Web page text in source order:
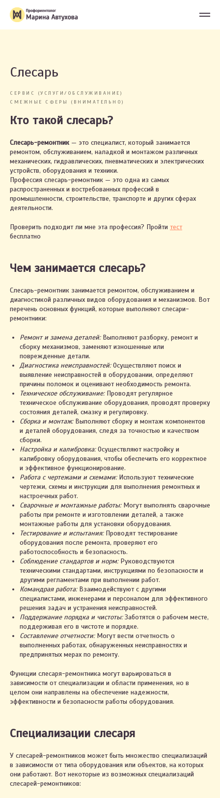
Слесарь
СЕРВИС (УСЛУГИ/ОБСЛУЖИВАНИЕ)
СМЕЖНЫЕ СФЕРЫ (ВНИМАТЕЛЬНО)
Кто такой слесарь?
Слесарь-ремонтник — это специалист, который занимается
ремонтом, обслуживанием, наладкой и монтажом различных
механических, гидравлических, пневматических и электрических
устройств, оборудования и техники.
Профессия слесарь-ремонтник — это одна из самых
распространенных и востребованных профессий в
промышленности, строительстве, транспорте и других сферах
деятельности.
Проверить подходит ли мне эта профессия? Пройти тест
бесплатно
Чем занимается слесарь?
Слесарь-ремонтник занимается ремонтом, обслуживанием и
диагностикой различных видов оборудования и механизмов. Вот
перечень основных функций, которые выполняют слесари-
ремонтники:
Ремонт и замена деталей:Выполняют разборку, ремонт и
сборку механизмов, заменяют изношенные или
поврежденные детали.
Диагностика неисправностей:Осуществляют поиск и
выявление неисправностей в оборудовании, определяют
причины поломок и оценивают необходимость ремонта.
Техническое обслуживание:Проводят регулярное
техническое обслуживание оборудования, проводят проверку
состояния деталей, смазку и регулировку.
Сборка и монтаж:Выполняют сборку и монтаж компонентов
и деталей оборудования, следя за точностью и качеством
сборки.
Настройка и калибровка:Осуществляют настройку и
калибровку оборудования, чтобы обеспечить его корректное
и эффективное функционирование.
Работа с чертежами и схемами:Используют технические
чертежи, схемы и инструкции для выполнения ремонтных и
настроечных работ.
Сварочные и монтажные работы:Могут выполнять сварочные
работы при ремонте и изготовлении деталей, а также
монтажные работы для установки оборудования.
Тестирование и испытания:Проводят тестирование
оборудования после ремонта, проверяют его
работоспособность и безопасность.
Соблюдение стандартов и норм:Руководствуются
техническими стандартами, инструкциями по безопасности и
другими регламентами при выполнении работ.
Командрая работа:Взаимодействуют с другими
специалистами, инженерами и персоналом для эффективного
решения задач и устранения неисправностей.
Поддержание порядка и чистоты:Заботятся о рабочем месте,
поддерживая его в чистоте и порядке.
Составление отчетности:Могут вести отчетность о
выполненных работах, обнаруженных неисправностях и
предпринятых мерах по ремонту.
Функции слесаря-ремонтника могут варьироваться в
зависимости от специализации и области применения, но в
целом они направлены на обеспечение надежности,
эффективности и безопасности работы оборудования.
Специализации слесаря
У слесарей-ремонтников может быть множество специализаций
в зависимости от типа оборудования или объектов, на которых
они работают. Вот некоторые из возможных специализаций
слесарей-ремонтников: